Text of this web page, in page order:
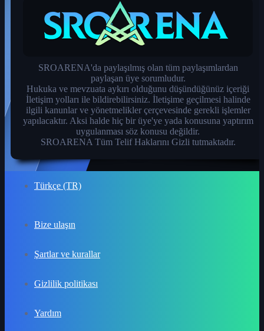
SROARENA'da paylaşılmış olan tüm paylaşımlardan
paylaşan üye sorumludur.
Hukuka ve mevzuata aykırı olduğunu düşündüğünüz içeriği
İletişim yolları ile bildirebilirsiniz. İletişime geçilmesi halinde
ilgili kanunlar ve yönetmelikler çerçevesinde gerekli işlemler
yapılacaktır. Aksi halde hiç bir üye'ye yada konusuna yaptırım
uygulanması söz konusu değildir.
SROARENA Tüm Telif Haklarını Gizli tutmaktadır.
Türkçe (TR)
Bize ulaşın
Şartlar ve kurallar
Gizlilik politikası
Yardım